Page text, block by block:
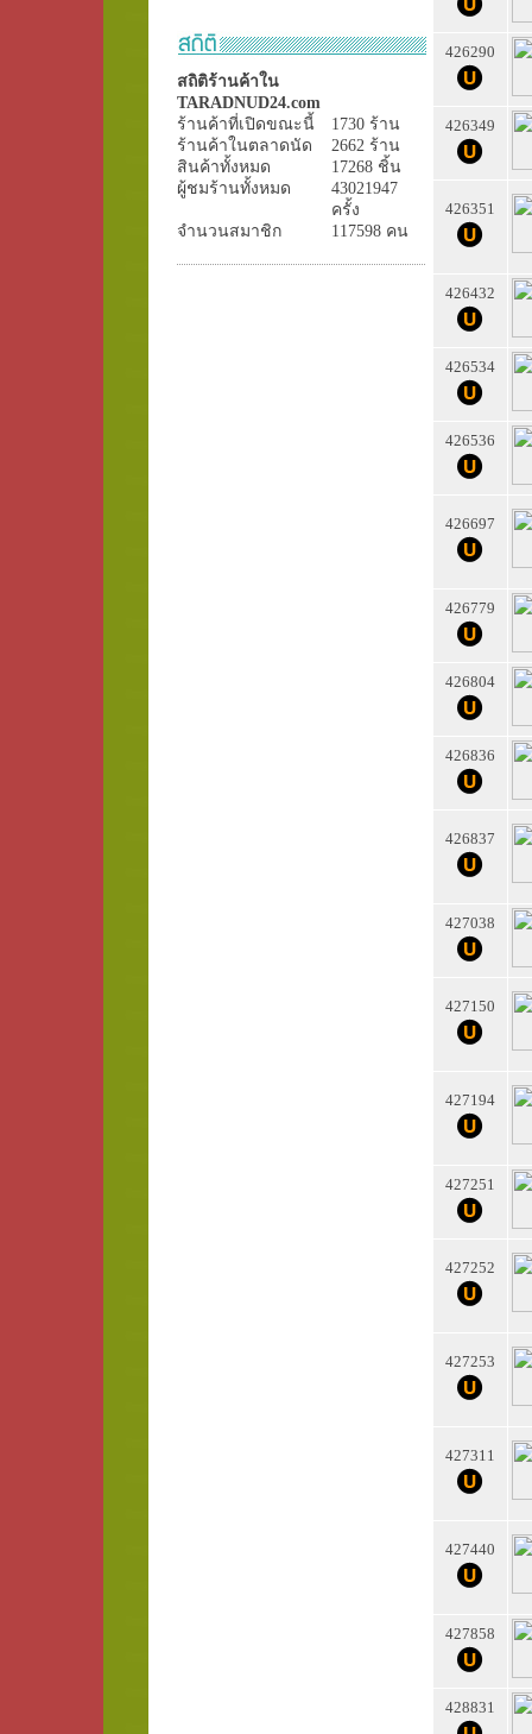
สถิติร้านค้าใน
TARADNUD24.com
ร้านค้าที่เปิดขณะนี้
1730 ร้าน
ร้านค้าในตลาดนัด
2662 ร้าน
สินค้าทั้งหมด
17268 ชิ้น
ผู้ชมร้านทั้งหมด
43021947
ครั้ง
จำนวนสมาชิก
117598 คน
426290
426349
426351
426432
426534
426536
426697
426779
426804
426836
426837
427038
427150
427194
427251
427252
427253
427311
427440
427858
428831